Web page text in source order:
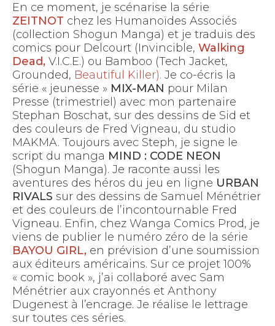
En ce moment, je scénarise la série
ZEITNOT chez les Humanoïdes Associés
(collection Shogun Manga) et je traduis des
comics pour Delcourt (Invincible, Walking
Dead, V.I.C.E.) ou Bamboo (Tech Jacket,
Grounded, Beautiful Killer). Je co-écris la
série « jeunesse » MIX-MAN pour Milan
Presse (trimestriel) avec mon partenaire
Stephan Boschat, sur des dessins de Sid et
des couleurs de Fred Vigneau, du studio
MAKMA. Toujours avec Steph, je signe le
script du manga MIND : CODE NEON
(Shogun Manga). Je raconte aussi les
aventures des héros du jeu en ligne URBAN
RIVALS sur des dessins de Samuel Ménétrier
et des couleurs de l’incontournable Fred
Vigneau. Enfin, chez Wanga Comics Prod, je
viens de publier le numéro zéro de la série
BAYOU GIRL, en prévision d’une soumission
aux éditeurs américains. Sur ce projet 100%
« comic book », j’ai collaboré avec Sam
Ménétrier aux crayonnés et Anthony
Dugenest à l’encrage. Je réalise le lettrage
sur toutes ces séries.